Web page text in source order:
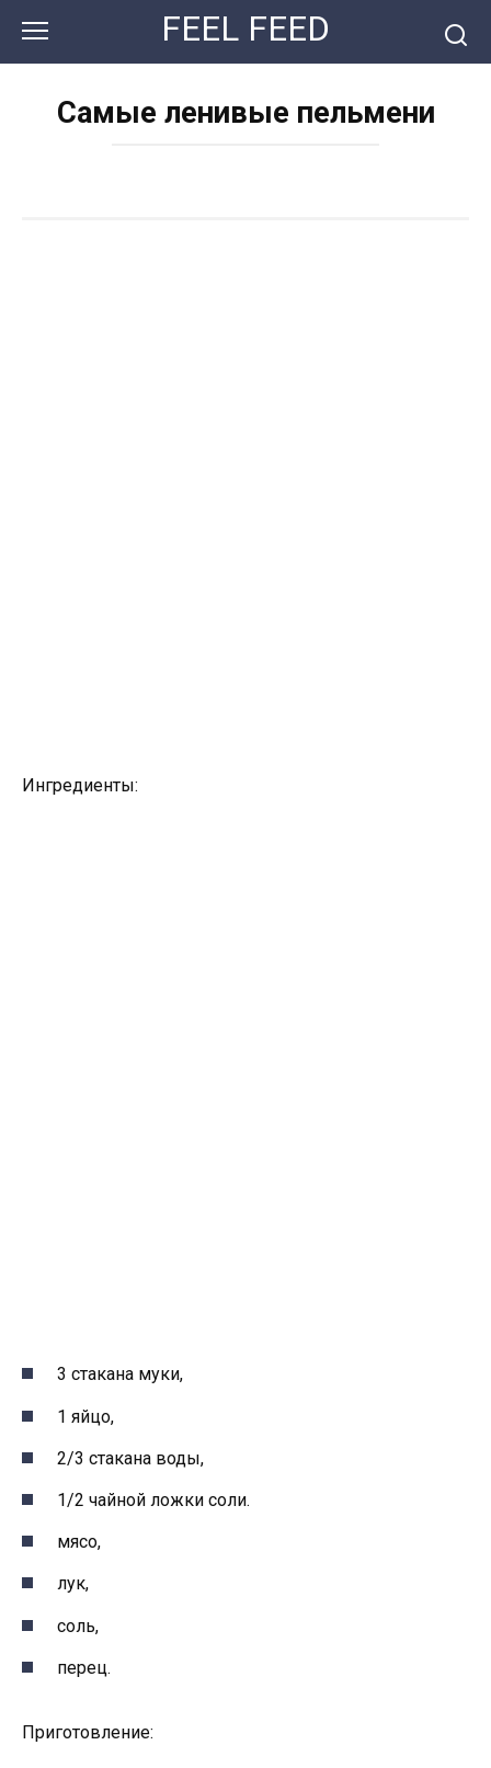
контенту
FEEL FEED
Самые ленивые пельмени
Ингредиенты:
3 стакана муки,
1 яйцо,
2/3 стакана воды,
1/2 чайной ложки соли.
мясо,
лук,
соль,
перец.
Приготовление: